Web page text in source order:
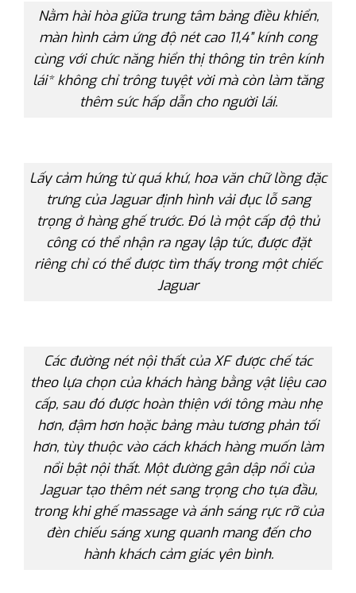
Nằm hài hòa giữa trung tâm bảng điều khiển,
màn hình cảm ứng độ nét cao 11,4” kính cong
cùng với chức năng hiển thị thông tin trên kính
lái* không chỉ trông tuyệt vời mà còn làm tăng
thêm sức hấp dẫn cho người lái.
Lấy cảm hứng từ quá khứ, hoa văn chữ lồng đặc
trưng của Jaguar định hình vải đục lỗ sang
trọng ở hàng ghế trước. Đó là một cấp độ thủ
công có thể nhận ra ngay lập tức, được đặt
riêng chỉ có thể được tìm thấy trong một chiếc
Jaguar
Các đường nét nội thất của XF được chế tác
theo lựa chọn của khách hàng bằng vật liệu cao
cấp, sau đó được hoàn thiện với tông màu nhẹ
hơn, đậm hơn hoặc bảng màu tương phản tối
hơn, tùy thuộc vào cách khách hàng muốn làm
nổi bật nội thất. Một đường gân dập nổi của
Jaguar tạo thêm nét sang trọng cho tựa đầu,
trong khi ghế massage và ánh sáng rực rỡ của
đèn chiếu sáng xung quanh mang đến cho
hành khách cảm giác yên bình.